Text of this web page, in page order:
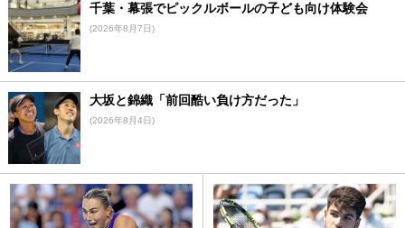
千葉・幕張でピックルボールの子ども向け体験会
(2026年8月7日)
大坂と錦織「前回酷い負け方だった」
(2026年8月4日)